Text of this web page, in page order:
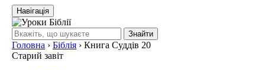
Навігація
Знайти
Головна › Біблія › Книга Суддів 20
Старий завіт